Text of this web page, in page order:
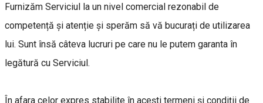
Furnizăm Serviciul la un nivel comercial rezonabil de
competență și atenție și sperăm să vă bucurați de utilizarea
lui. Sunt însă câteva lucruri pe care nu le putem garanta în
legătură cu Serviciul.
În afara celor expres stabilite în acești termeni și condiții de